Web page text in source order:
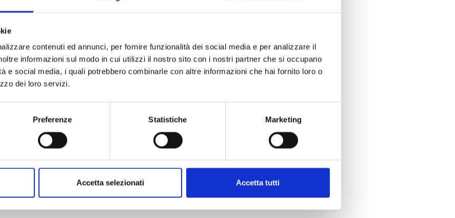
contenuti ed annunci, per fornire funzionalità dei social media e per analizzare il
informazioni sul modo in cui utilizzi il nostro sito con i nostri partner che si occupano
e social media, i quali potrebbero combinarle con altre informazioni che hai fornito loro o
dei loro servizi.
Preferenze Statistiche Marketing
Accetta selezionati Accetta tutti